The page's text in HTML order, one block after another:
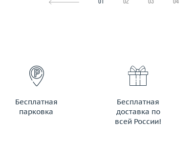
01 02 03 04
Бесплатная
парковка
Бесплатная
доставка по
всей России!